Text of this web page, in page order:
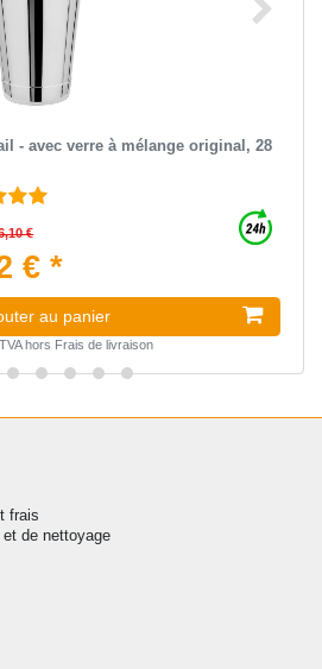
- avec verre à mélange original, 28
€
€ *
au panier
hors Frais de livraison
frais
de nettoyage